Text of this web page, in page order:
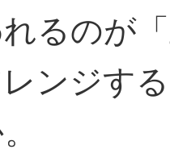
るのが
ンジす